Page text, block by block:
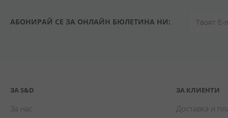
АБОНИРАЙ СЕ ЗА ОНЛАЙН БЮЛЕТИНА НИ:
ЗА S&D
За нас
ЗА КЛИЕНТИ
Доставка и